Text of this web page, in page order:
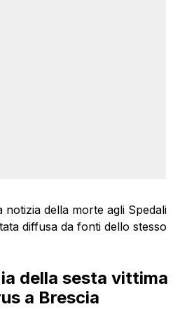
notizia della morte agli Spedali
diffusa da fonti dello stesso
della sesta vittima
a Brescia